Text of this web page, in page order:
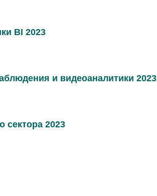
BI 2023
и видеоаналитики 2023
сектора 2023